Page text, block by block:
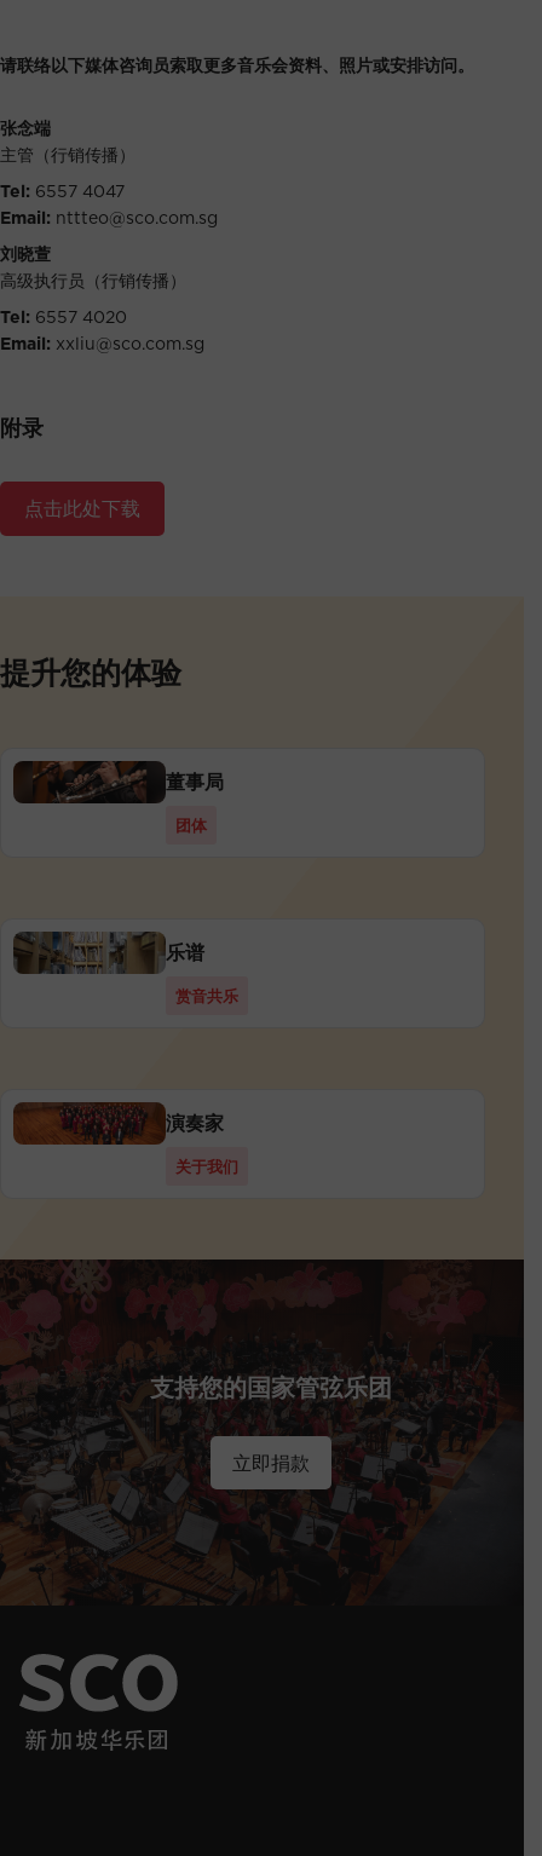
请联络以下媒体咨询员索取更多音乐会资料、照片或安排访问。
张念端
主管（行销传播）
Tel: 6557 4047
Email: nttteo@sco.com.sg
刘晓萱
高级执行员（行销传播）
Tel: 6557 4020
Email: xxliu@sco.com.sg
附录
点击此处下载
提升您的体验
董事局
团体
乐谱
赏音共乐
演奏家
关于我们
支持您的国家管弦乐团
立即捐款